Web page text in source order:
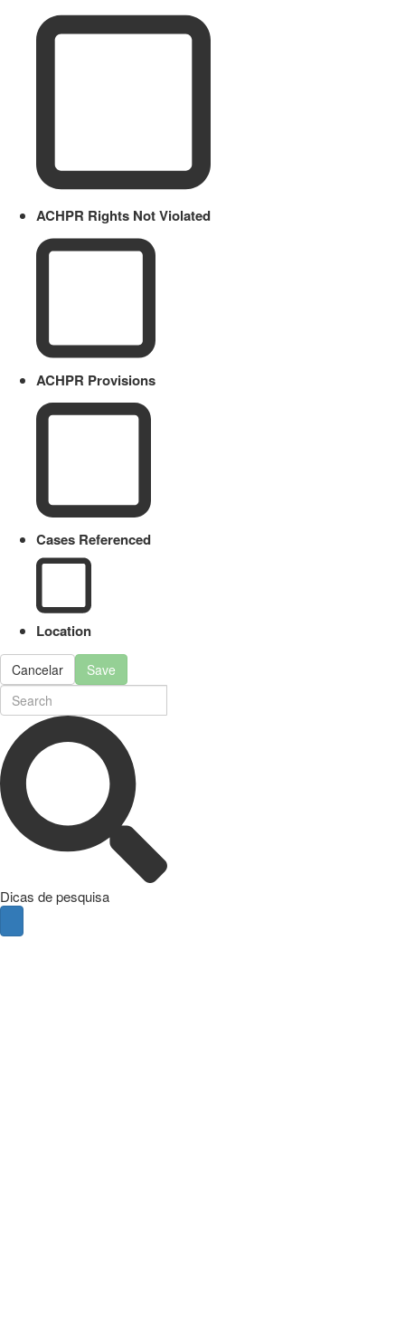
ACHPR Rights Not Violated
ACHPR Provisions
Cases Referenced
Location
Cancelar Save
Dicas de pesquisa